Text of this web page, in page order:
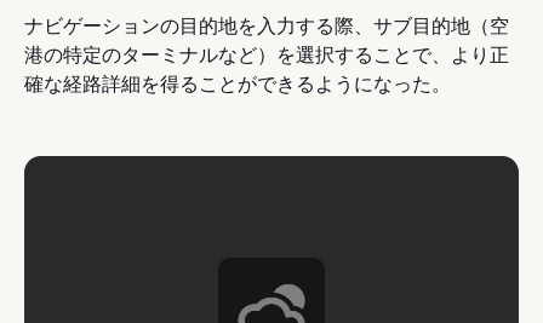
ナビゲーションの目的地を入力する際、サブ目的地（空
港の特定のターミナルなど）を選択することで、より正
確な経路詳細を得ることができるようになった。